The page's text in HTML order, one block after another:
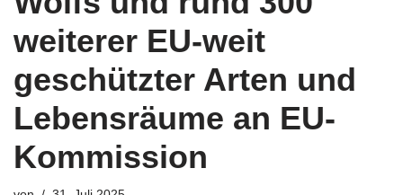
weiterer EU-weit
geschützter Arten und
Lebensräume an EU-
Kommission